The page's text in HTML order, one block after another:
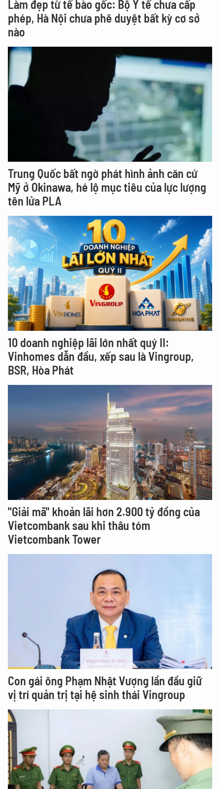
Làm đẹp từ tế bào gốc: Bộ Y tế chưa cấp
phép, Hà Nội chưa phê duyệt bất kỳ cơ sở
nào
Trung Quốc bất ngờ phát hình ảnh căn cứ
Mỹ ở Okinawa, hé lộ mục tiêu của lực lượng
tên lửa PLA
10 doanh nghiệp lãi lớn nhất quý II:
Vinhomes dẫn đầu, xếp sau là Vingroup,
BSR, Hòa Phát
"Giải mã" khoản lãi hơn 2.900 tỷ đồng của
Vietcombank sau khi thâu tóm
Vietcombank Tower
Con gái ông Phạm Nhật Vượng lần đầu giữ
vị trí quản trị tại hệ sinh thái Vingroup